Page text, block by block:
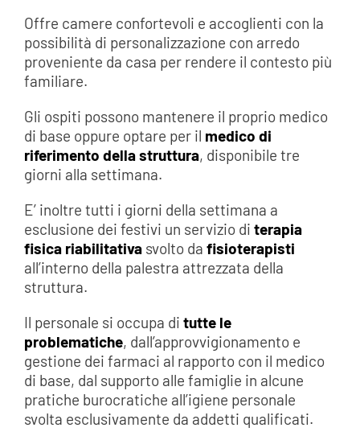
Offre camere confortevoli e accoglienti con la
possibilità di personalizzazione con arredo
proveniente da casa per rendere il contesto più
familiare.
Gli ospiti possono mantenere il proprio medico
di base oppure optare per il medico di
riferimento della struttura, disponibile tre
giorni alla settimana.
E’ inoltre tutti i giorni della settimana a
esclusione dei festivi un servizio di terapia
fisica riabilitativasvolto da fisioterapisti
all’interno della palestra attrezzata della
struttura.
Il personale si occupa di tutte le
problematiche, dall’approvvigionamento e
gestione dei farmaci al rapporto con il medico
di base, dal supporto alle famiglie in alcune
pratiche burocratiche all’igiene personale
svolta esclusivamente da addetti qualificati.